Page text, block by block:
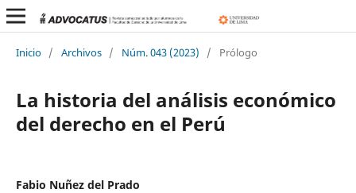
Inicio / Archivos / Núm. 043 (2023) / Prólogo
La historia del análisis económico
del derecho en el Perú
Fabio Nuñez del Prado